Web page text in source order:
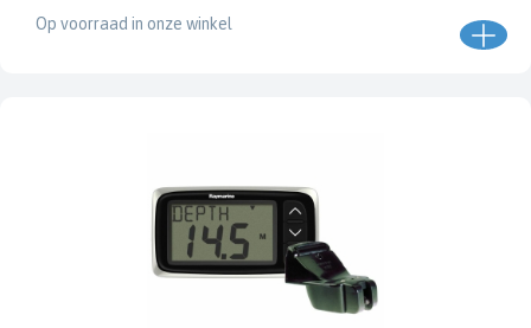
Op voorraad in onze winkel